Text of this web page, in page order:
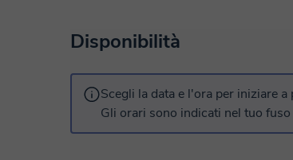
quotidiana o nel lavoro. 🇬🇧 I can also support beginners in English if needed. Se vuoi iniziare o
prova, sarò felice di conoscerti!
Disponibilità
Scegli la data e l'ora per iniziare
Gli orari sono indicati nel tuo